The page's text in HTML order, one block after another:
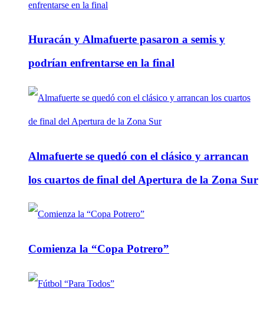
Huracán y Almafuerte pasaron a semis y
podrían enfrentarse en la final
Almafuerte se quedó con el clásico y arrancan
los cuartos de final del Apertura de la Zona Sur
Comienza la “Copa Potrero”